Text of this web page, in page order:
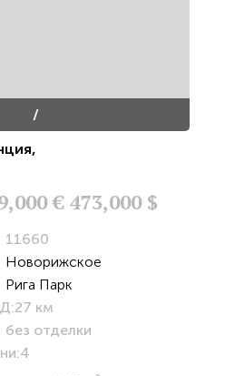
/
,
€ 473,000 $
11660
Новорижское
Рига Парк
27 км
без отделки
4